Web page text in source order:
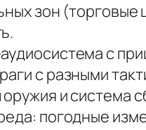
зон
с
с разными
и система
погодные